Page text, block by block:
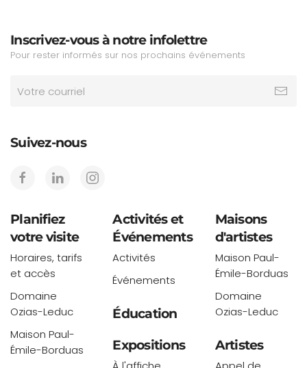
Inscrivez-vous à notre infolettre
Pour rester informés sur nos prochains événements
Suivez-nous
Planifiez
votre visite
Horaires, tarifs
et accès
Domaine
Ozias-Leduc
Maison Paul-
Émile-Borduas
Activités et
Événements
Activités
Événements
Éducation
Expositions
Maisons
d'artistes
Maison Paul-
Émile-Borduas
Domaine
Ozias-Leduc
Artistes